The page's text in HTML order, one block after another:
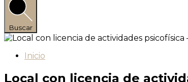
Buscar
Inicio
Local con licencia de